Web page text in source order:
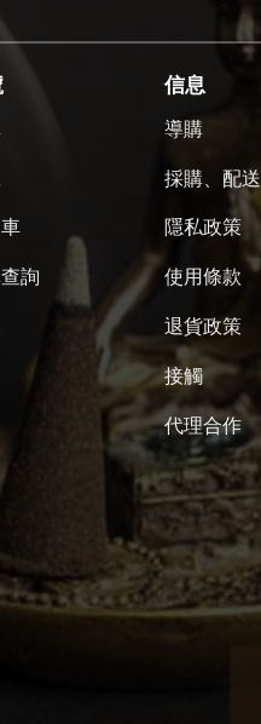
詢
信息
導購
採購、配送
隱私政策
使用條款
退貨政策
接觸
代理合作